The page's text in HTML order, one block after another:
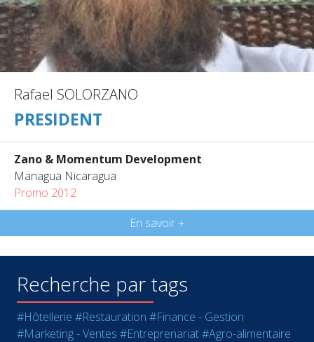
Rafael SOLORZANO
PRESIDENT
Zano & Momentum Development
Managua Nicaragua
Promo 2012
En savoir +
Recherche par tags
#Hôtellerie #Restauration #Finance - Gestion
#Marketing - Ventes #Entreprenariat#Agro-alimentaire